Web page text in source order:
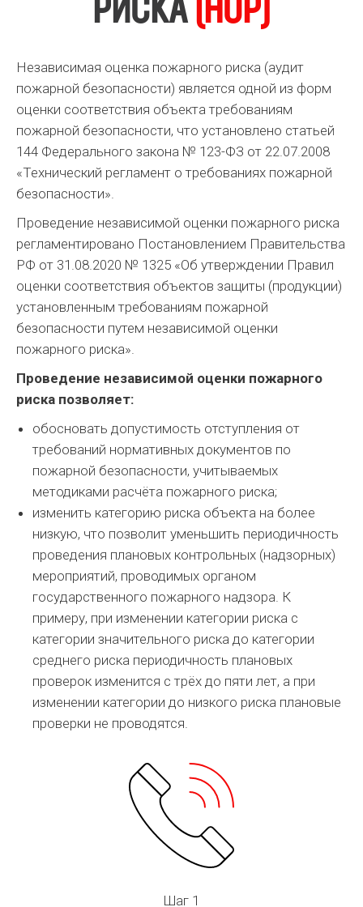
РИСКА(НОР)
Независимая оценка пожарного риска (аудит
пожарной безопасности) является одной из форм
оценки соответствия объекта требованиям
пожарной безопасности, что установлено статьей
144 Федерального закона № 123-ФЗ от 22.07.2008
«Технический регламент о требованиях пожарной
безопасности».
Проведение независимой оценки пожарного риска
регламентировано Постановлением Правительства
РФ от 31.08.2020 № 1325 «Об утверждении Правил
оценки соответствия объектов защиты (продукции)
установленным требованиям пожарной
безопасности путем независимой оценки
пожарного риска».
Проведение независимой оценки пожарного
риска позволяет:
обосновать допустимость отступления от
требований нормативных документов по
пожарной безопасности, учитываемых
методиками расчёта пожарного риска;
изменить категорию риска объекта на более
низкую, что позволит уменьшить периодичность
проведения плановых контрольных (надзорных)
мероприятий, проводимых органом
государственного пожарного надзора. К
примеру, при изменении категории риска с
категории значительного риска до категории
среднего риска периодичность плановых
проверок изменится с трёх до пяти лет, а при
изменении категории до низкого риска плановые
проверки не проводятся.
Шаг 1